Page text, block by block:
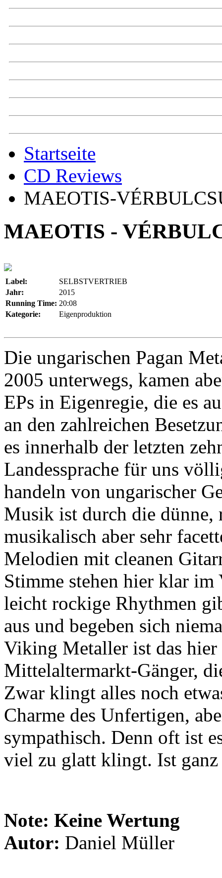
Startseite
CD Reviews
MAEOTIS-
MAEOTIS -
Label:
SELBSTVERTRIEB
Jahr:
2015
Running Time: 20:08
Kategorie:
Eigenproduktion
Die ungarischen Pagan
2005 unterwegs, kamen
EPs in Eigenregie, die es
an den zahlreichen
es innerhalb der letzten
Landessprache für uns
handeln von ungarischer
Musik ist durch die dünne,
musikalisch aber sehr
Melodien mit cleanen
Stimme stehen hier klar
leicht rockige Rhythmen
aus und begeben sich
Viking Metaller ist das hier
Mittelaltermarkt-Gänger,
Zwar klingt alles noch
Charme des Unfertigen,
sympathisch. Denn oft ist
viel zu glatt klingt. Ist
Note: Keine Wertung
Autor: Daniel Müller